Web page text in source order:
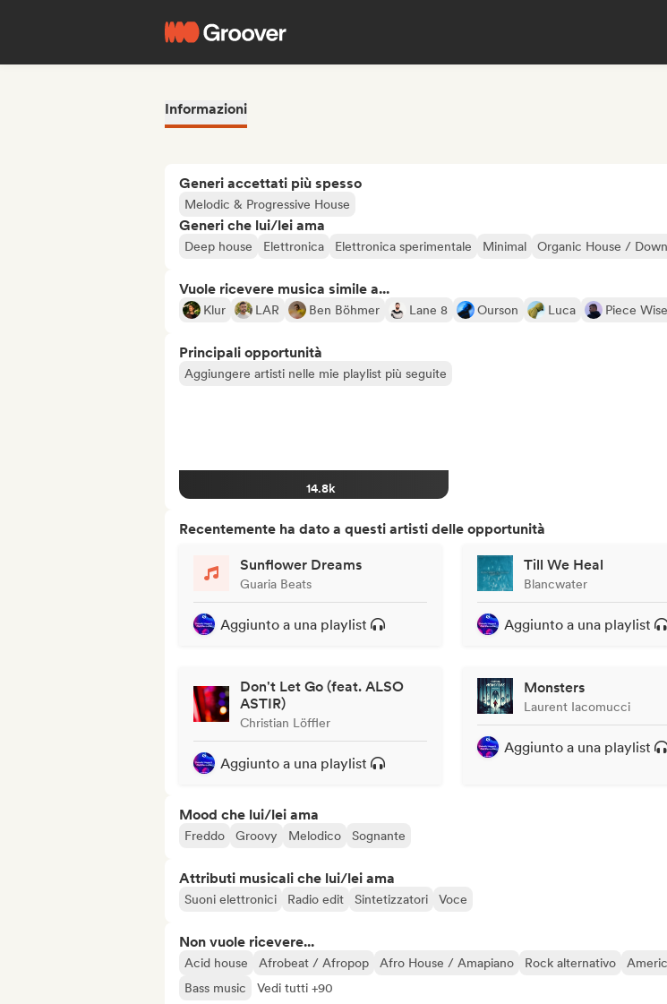
Informazioni
Generi accettati più spesso
Melodic & Progressive House
Generi che lui/lei ama
Deep house Elettronica Elettronica sperimentale Minimal Organic House /
Vuole ricevere musica simile a...
Klur LAR Ben Böhmer Lane 8 Ourson Luca Piece Wise
Principali opportunità
Aggiungere artisti nelle mie playlist più seguite
14.8k
Recentemente ha dato a questi artisti delle opportunità
Sunflower Dreams
Guaria Beats
Aggiunto a una playlist
Till We Heal
Blancwater
Aggiunto a una playlist
Don't Let Go (feat. ALSO
ASTIR)
Christian Löffler
Aggiunto a una playlist
Monsters
Laurent Iacomucci
Aggiunto a una playlist
Mood che lui/lei ama
Freddo Groovy Melodico Sognante
Attributi musicali che lui/lei ama
Suoni elettronici Radio edit Sintetizzatori Voce
Non vuole ricevere...
Acid house Afrobeat / Afropop Afro House / Amapiano Rock alternativo
Bass music
Vedi tutti +90